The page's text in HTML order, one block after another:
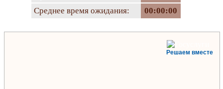
Среднее время ожидания:
00:00:00
Решаем вместе